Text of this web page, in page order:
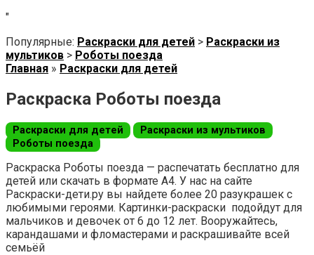
"
Популярные: Раскраски для детей > Раскраски из
мультиков > Роботы поезда
Главная » Раскраски для детей
Раскраска Роботы поезда
Раскраски для детей
Раскраски из мультиков
Роботы поезда
Раскраска Роботы поезда — распечатать бесплатно для
детей или скачать в формате А4. У нас на сайте
Раскраски-дети.ру вы найдете более 20 разукрашек с
любимыми героями. Картинки-раскраски подойдут для
мальчиков и девочек от 6 до 12 лет. Вооружайтесь,
карандашами и фломастерами и раскрашивайте всей
семьёй